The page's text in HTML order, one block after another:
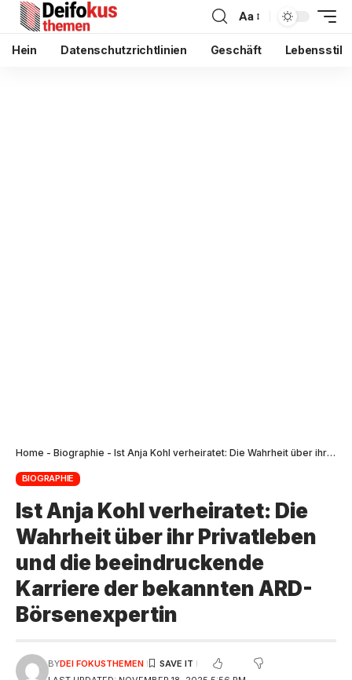
Aa
Hein Datenschutzrichtlinien Geschäft Lebensstil
Home - Biographie - Ist Anja Kohl verheiratet: Die Wahrheit über ihr Privatleben und die beeindruckende Karriere der bekannten ARD-Börsenexpertin
BIOGRAPHIE
Ist Anja Kohl verheiratet: Die
Wahrheit über ihr Privatleben
und die beeindruckende
Karriere der bekannten ARD-
Börsenexpertin
BYDEI FOKUSTHEMEN